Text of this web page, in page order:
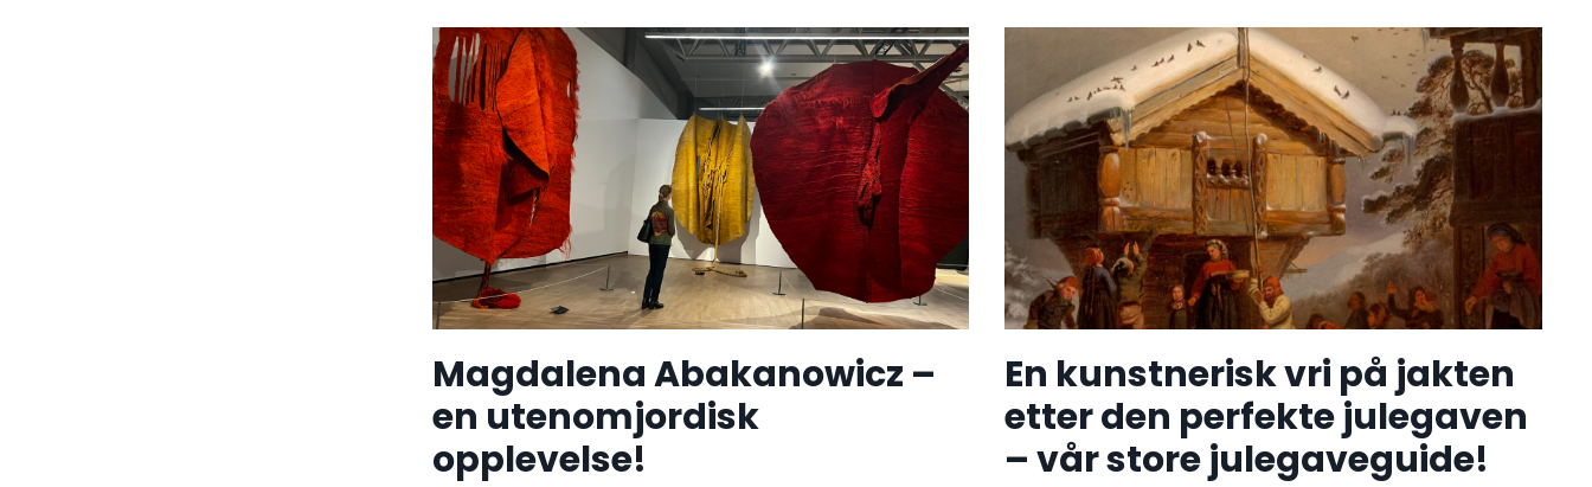
Magdalena Abakanowicz –
en utenomjordisk
opplevelse!
En kunstnerisk vri på jakten
etter den perfekte julegaven
– vår store julegaveguide!